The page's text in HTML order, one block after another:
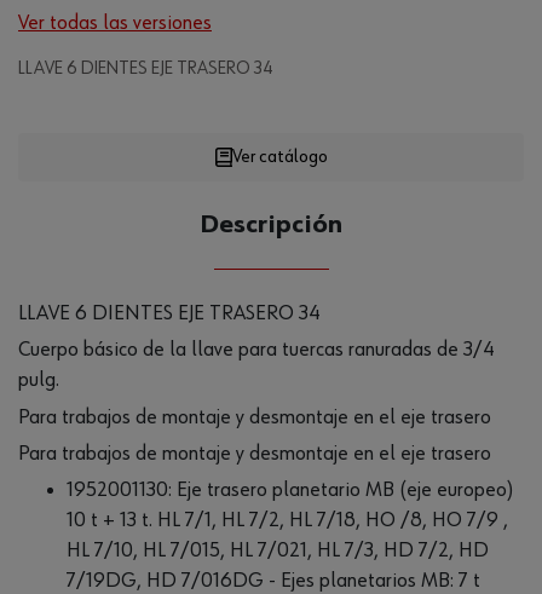
Ver todas las versiones
LLAVE 6 DIENTES EJE TRASERO 34
Loading...
Ver catálogo
Descripción
LLAVE 6 DIENTES EJE TRASERO 34
Cuerpo básico de la llave para tuercas ranuradas de 3/4
pulg.
Para trabajos de montaje y desmontaje en el eje trasero
Para trabajos de montaje y desmontaje en el eje trasero
1952001130: Eje trasero planetario MB (eje europeo)
10 t + 13 t. HL 7/1, HL 7/2, HL 7/18, HO /8, HO 7/9 ,
HL 7/10, HL 7/015, HL 7/021, HL 7/3, HD 7/2, HD
7/19DG, HD 7/016DG - Ejes planetarios MB: 7 t